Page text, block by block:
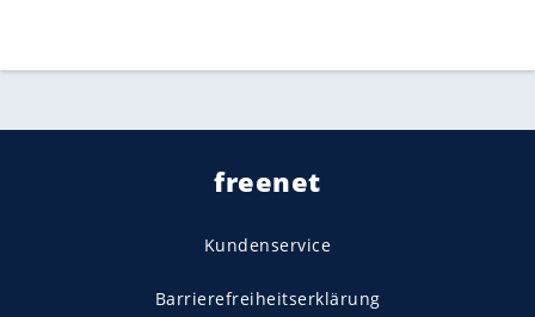
freenet
Kundenservice
Barrierefreiheitserklärung